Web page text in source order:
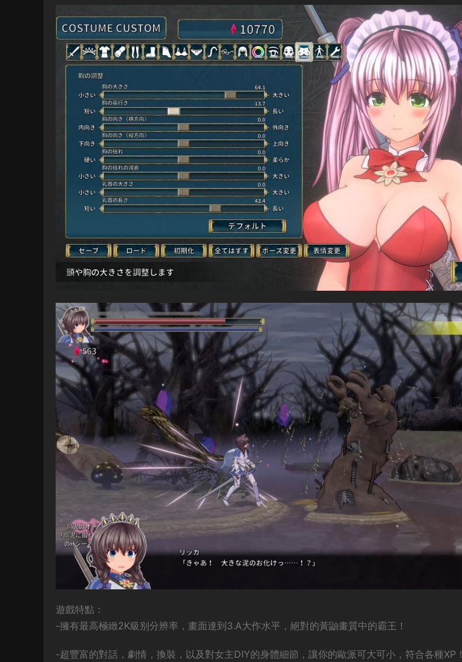
遊戲特點：
-擁有最高極緻2K級别分辨率，畫面達到3.A大作水平，絕對的黃鼬畫質中的霸王！
-超豐富的對話，劇情，換裝，以及對女主DIY的身體細節，讓你的歐派可大可小，符合各種XP！